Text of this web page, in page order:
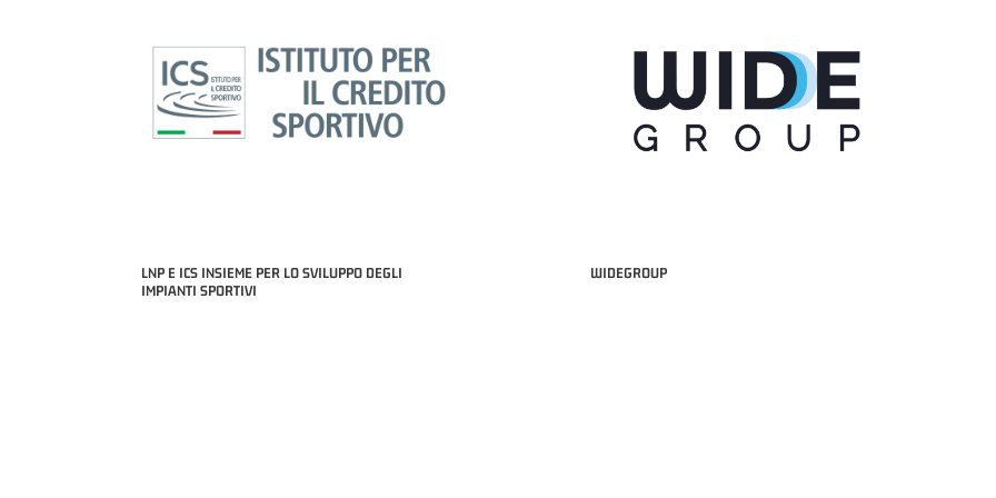
LNP E ICS INSIEME PER LO SVILUPPO DEGLI
IMPIANTI SPORTIVI
WIDEGROUP